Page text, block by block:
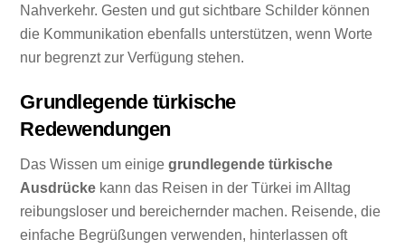
Nahverkehr. Gesten und gut sichtbare Schilder können
die Kommunikation ebenfalls unterstützen, wenn Worte
nur begrenzt zur Verfügung stehen.
Grundlegende türkische
Redewendungen
Das Wissen um einigegrundlegende türkische
Ausdrücke kann das Reisen in der Türkei im Alltag
reibungsloser und bereichernder machen. Reisende, die
einfache Begrüßungen verwenden, hinterlassen oft